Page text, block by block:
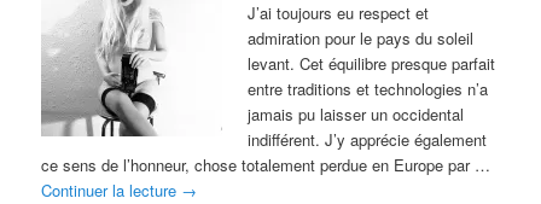
J’ai toujours eu respect et
admiration pour le pays du soleil
levant. Cet équilibre presque parfait
entre traditions et technologies n’a
jamais pu laisser un occidental
indifférent. J’y apprécie également
ce sens de l’honneur, chose totalement perdue en Europe par …
Continuer la lecture →